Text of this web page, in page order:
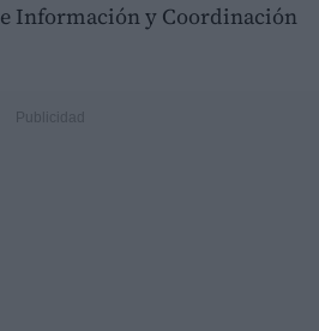
Información y Coordinación